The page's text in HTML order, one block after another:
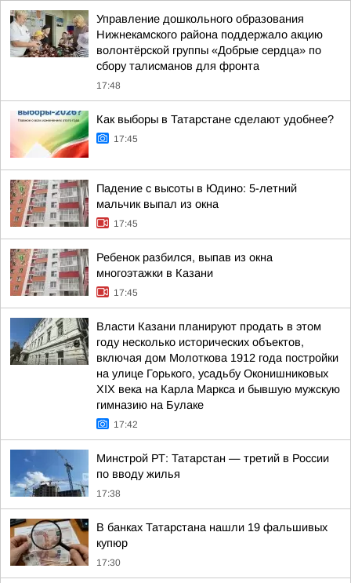
Управление дошкольного образования
Нижнекамского района поддержало акцию
волонтёрской группы «Добрые сердца» по
сбору талисманов для фронта
17:48
Как выборы в Татарстане сделают удобнее?
17:45
Падение с высоты в Юдино: 5-летний
мальчик выпал из окна
17:45
Ребенок разбился, выпав из окна
многоэтажки в Казани
17:45
Власти Казани планируют продать в этом
году несколько исторических объектов,
включая дом Молоткова 1912 года постройки
на улице Горького, усадьбу Оконишниковых
XIX века на Карла Маркса и бывшую мужскую
гимназию на Булаке
17:42
Минстрой РТ: Татарстан — третий в России
по вводу жилья
17:38
В банках Татарстана нашли 19 фальшивых
купюр
17:30